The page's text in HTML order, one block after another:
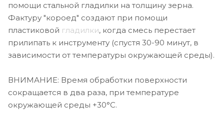
помощи стальной гладилки на толщину зерна.
Фактуру "короед" создают при помощи
пластиковой гладилки, когда смесь перестает
прилипать к инструменту (спустя 30-90 минут, в
зависимости от температуры окружающей среды).
ВНИМАНИЕ: Время обработки поверхности
сокращается в два раза, при температуре
окружающей среды +30°С.